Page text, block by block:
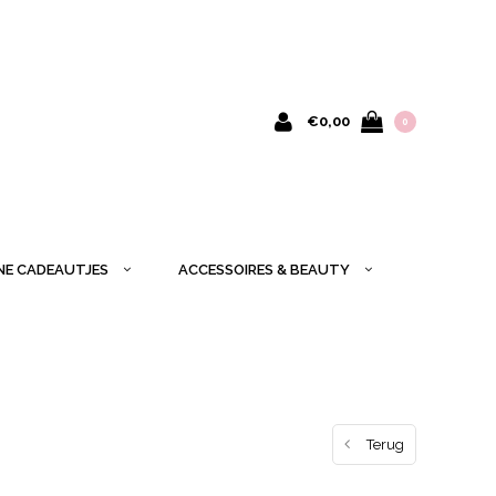
€0,00 0
CADEAUTJES ACCESSOIRES & BEAUTY
Terug